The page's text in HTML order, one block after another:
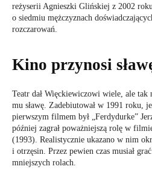
reżyserii Agnieszki Glińskiej z 2002
o siedmiu mężczyznach
rozczarowań.
Kino przynosi
Teatr dał Więckiewiczowi wiele, ale tak
mu sławę. Zadebiutował w 1991 roku,
pierwszym filmem był „Ferdydurke”
później zagrał poważniejszą rolę w
(1993). Realistycznie ukazano w nim
i otrzęsin. Przez pewien czas musiał
mniejszych rolach.